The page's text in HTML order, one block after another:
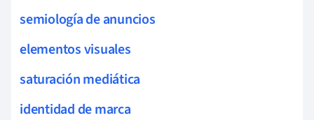
semiología de anuncios
elementos visuales
saturación mediática
identidad de marca